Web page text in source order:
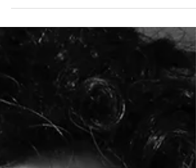
por la Asociación Creando Redes